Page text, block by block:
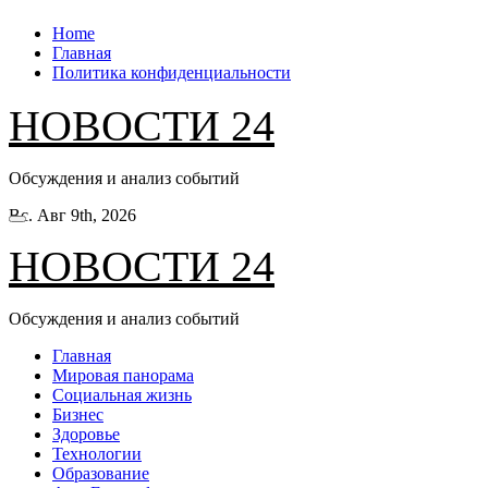
Перейти
содержанию
Home
Главная
Политика конфиденциальности
НОВОСТИ 24
Обсуждения и анализ событий
Вс. Авг 9th, 2026
НОВОСТИ 24
Обсуждения и анализ событий
Главная
Мировая панорама
Социальная жизнь
Бизнес
Здоровье
Технологии
Образование